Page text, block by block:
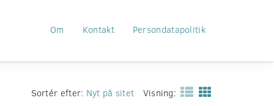
Om Kontakt Persondatapolitik
Sortér efter: Nyt på sitet Visning: